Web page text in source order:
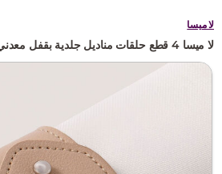
لا ميسا
لا ميسا 4 قطع حلقات مناديل جلدية بقفل معدني، بيج 4.5*4.5سم